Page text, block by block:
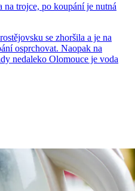
trojce, po koupání je nutná
se zhoršila a je na
osprchovat. Naopak na
nedaleko Olomouce je voda